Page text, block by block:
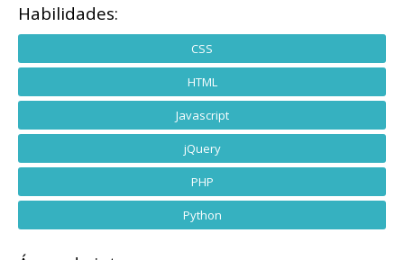
Habilidades:
CSS
HTML
Javascript
jQuery
PHP
Python